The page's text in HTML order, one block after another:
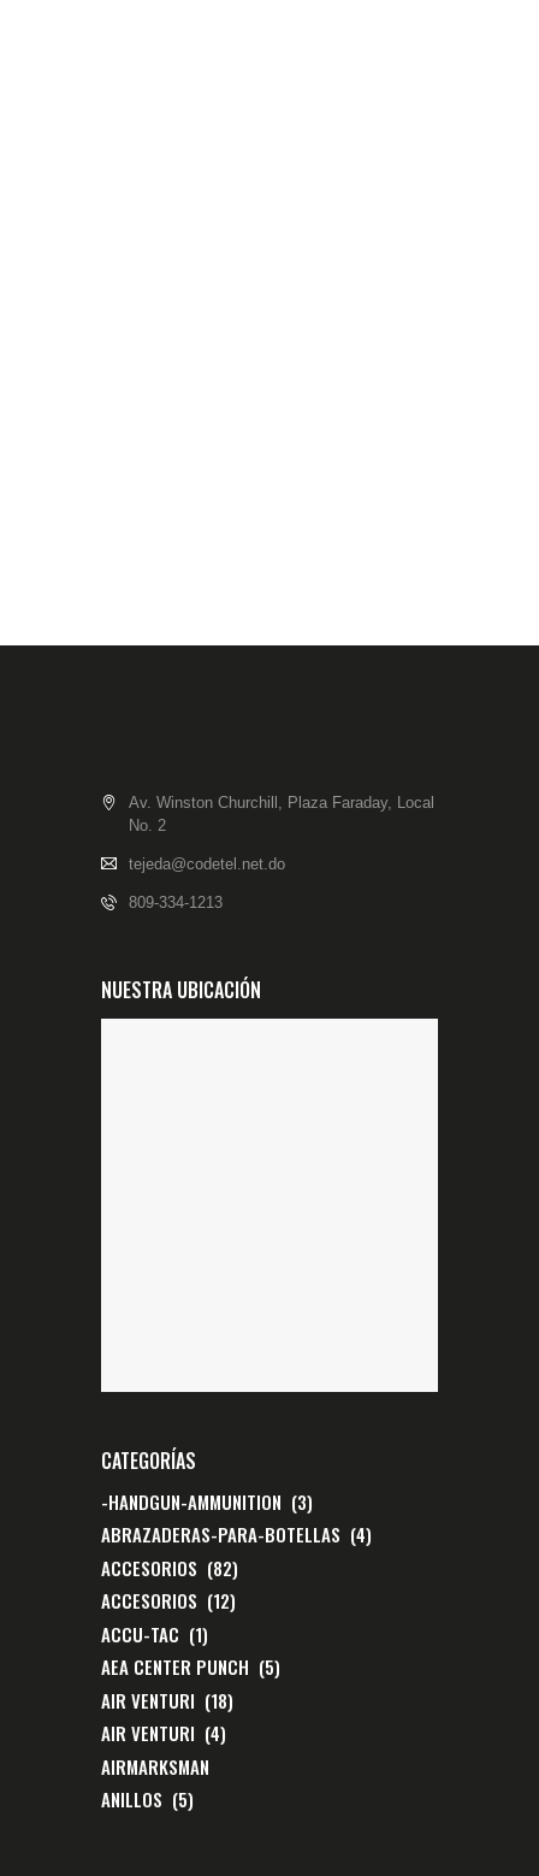
Av. Winston Churchill, Plaza Faraday, Local
No. 2
tejeda@codetel.net.do
809-334-1213
NUESTRA UBICACIÓN
CATEGORÍAS
-HANDGUN-AMMUNITION (3)
ABRAZADERAS-PARA-BOTELLAS (4)
ACCESORIOS (82)
ACCESORIOS (12)
ACCU-TAC (1)
AEA CENTER PUNCH (5)
AIR VENTURI (18)
AIR VENTURI (4)
AIRMARKSMAN
ANILLOS (5)